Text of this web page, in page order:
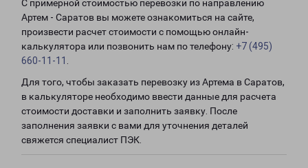
С примерной стоимостью перевозки по направлению
Артем - Саратов вы можете ознакомиться на сайте,
произвести расчет стоимости с помощью онлайн-
калькулятора или позвонить нам по телефону: +7 (495)
660-11-11
Для того, чтобы заказать перевозку из Артема в Саратов,
в калькуляторе необходимо ввести данные для расчета
стоимости доставки и заполнить заявку. После
заполнения заявки с вами для уточнения деталей
свяжется специалист ПЭК.